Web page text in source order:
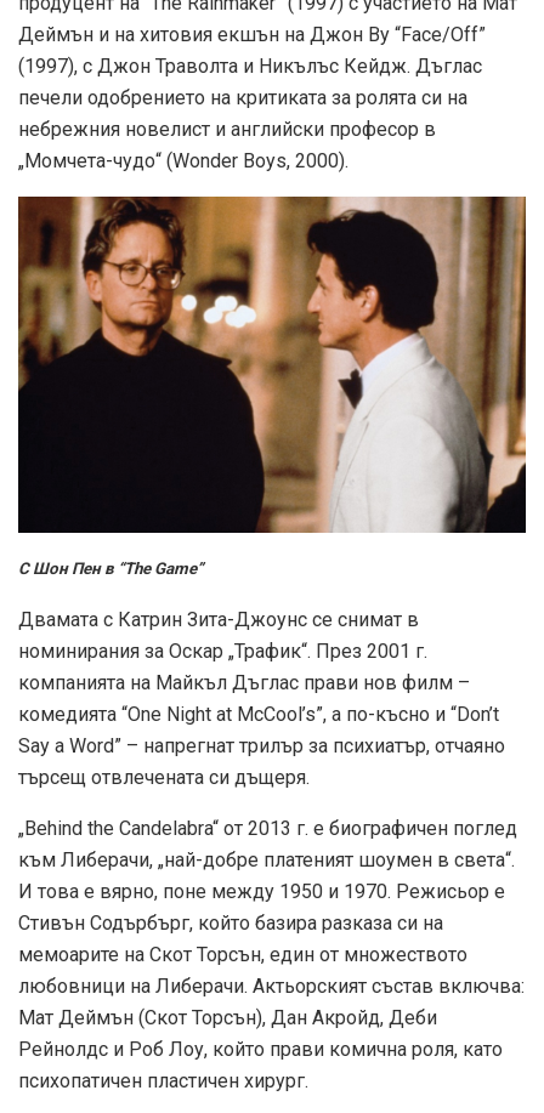
Деймън и на хитовия екшън на Джон Ву “Face/Off”
(1997), с Джон Траволта и Никълъс Кейдж. Дъглас
печели одобрението на критиката за ролята си на
небрежния новелист и английски професор в
„Момчета-чудо“ (Wonder Boys, 2000).
С Шон Пен в “The Game”
Двамата с Катрин Зита-Джоунс се снимат в
номинирания за Оскар „Трафик“. През 2001 г.
компанията на Майкъл Дъглас прави нов филм –
комедията “One Night at McCool’s”, а по-късно и “Don’t
Say a Word” – напрегнат трилър за психиатър, отчаяно
търсещ отвлечената си дъщеря.
„Behind the Candelabra“ от 2013 г. е биографичен поглед
към Либерачи, „най-добре платеният шоумен в света“.
И това е вярно, поне между 1950 и 1970. Режисьор е
Стивън Содърбърг, който базира разказа си на
мемоарите на Скот Торсън, един от множеството
любовници на Либерачи. Актьорският състав включва:
Мат Деймън (Скот Торсън), Дан Акройд, Деби
Рейнолдс и Роб Лоу, който прави комична роля, като
психопатичен пластичен хирург.